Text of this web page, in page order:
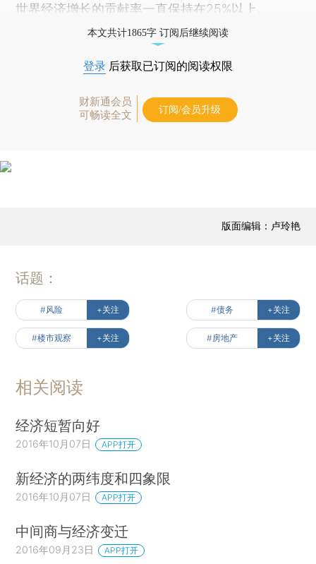
世界经济增长的贡献率一直保持在25%以上。
本文共计1865字 订阅后继续阅读
登录 后获取已订阅的阅读权限
财新通会员
可畅读全文
订阅/会员升级
版面编辑：卢玲艳
话题：
#风险 +关注 #债务 +关注
#楼市观察 +关注 #房地产 +关注
相关阅读
经济短暂向好
2016年10月07日 APP打开
新经济的两纬度和四象限
2016年10月07日 APP打开
中间商与经济变迁
2016年09月23日 APP打开